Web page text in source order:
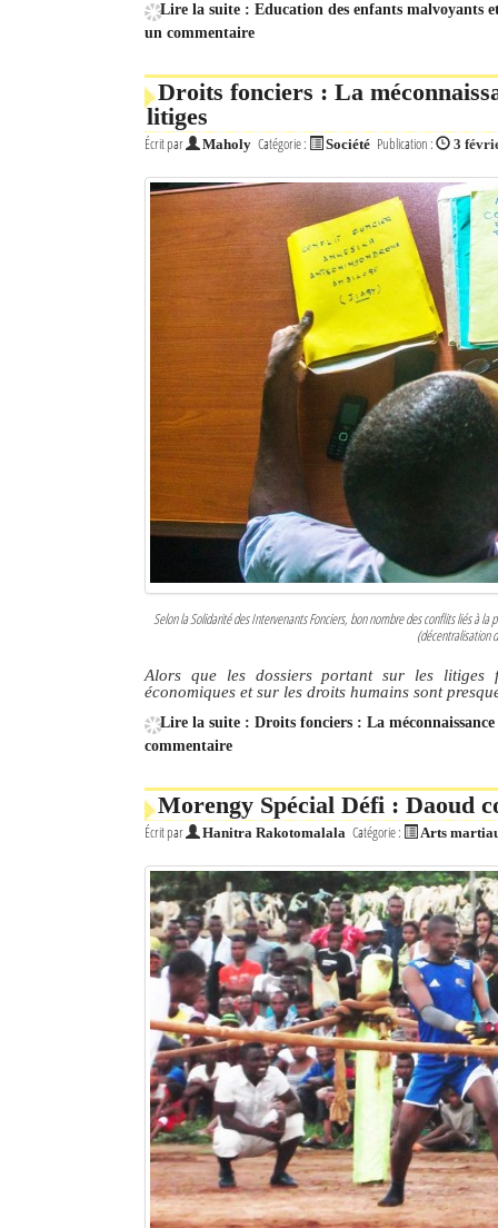
Lire la suite : Education des enfants malvoyants
un commentaire
Droits fonciers : La
litiges
Écrit par Maholy Catégorie : Société Publication : 3
Selon la Solidarité des Intervenants Fonciers, bon nombre des conflits liés à
(décentralisation
Alors que les dossiers portant sur les litiges
économiques et sur les droits humains sont
Lire la suite : Droits fonciers : La
commentaire
Morengy Spécial Défi : Daoud
Écrit par Hanitra Rakotomalala Catégorie : Arts